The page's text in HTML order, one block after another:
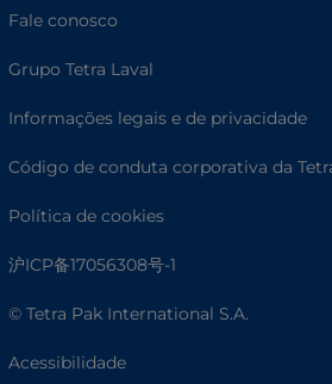
Fale conosco
Grupo Tetra Laval
Informações legais e de privacidade
Código de conduta corporativa da
Política de cookies
沪ICP备17056308号-1
© Tetra Pak International S.A.
Acessibilidade